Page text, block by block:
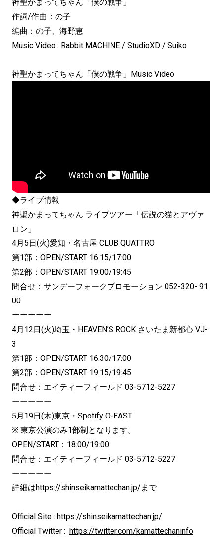
神聖かまってちゃん「僕の戦争」
作詞/作曲：の子
編曲：の子、海野恵
Music Video : Rabbit MACHINE / StudioXD / Suiko
神聖かまってちゃん「僕の戦争」Music Video
◆ライブ情報
神聖かまってちゃん ライブツアー「伝説の猫とアヴァ
ロン」
4月5日(火)愛知・名古屋 CLUB QUATTRO
第1部：OPEN/START 16:15/17:00
第2部：OPEN/START 19:00/19:45
問合せ：サンデーフォークプロモーション 052-320- 91
00
ーーーーー
4月12日(火)埼玉・HEAVEN’S ROCK さいたま新都心 VJ-
3
第1部：OPEN/START 16:30/17:00
第2部：OPEN/START 19:15/19:45
問合せ：エイティーフィールド 03-5712-5227
ーーーーー
5月19日(木)東京・Spotify O-EAST
※ 東京公演のみ1部制となります。
OPEN/START：18:00/19:00
問合せ：エイティーフィールド 03-5712-5227
ーーーーー
詳細はhttps://shinseikamattechan.jp/まで
Official Site : https://shinseikamattechan.jp/
Official Twitter : https://twitter.com/kamattechaninfo